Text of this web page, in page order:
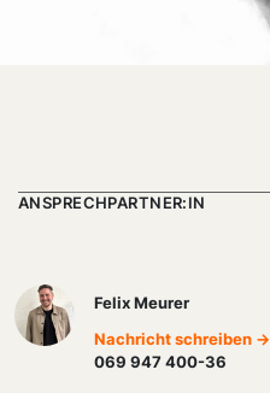
ANSPRECHPARTNER:IN
Felix Meurer
Nachricht schreiben →
069 947 400-36